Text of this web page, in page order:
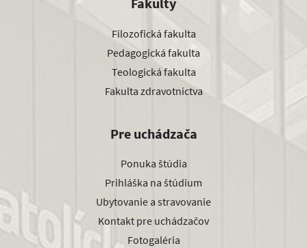
Filozofická fakulta
Pedagogická fakulta
Teologická fakulta
Fakulta zdravotníctva
Pre uchádzača
Ponuka štúdia
Prihláška na štúdium
Ubytovanie a stravovanie
Kontakt pre uchádzačov
Fotogaléria